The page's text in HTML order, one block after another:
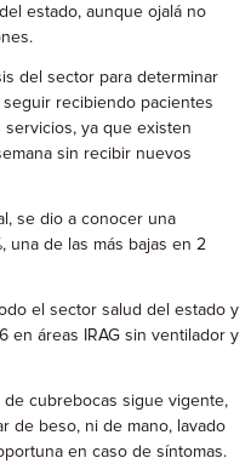
estado, aunque ojalá no
del sector para determinar
recibiendo pacientes
servicios, ya que existen
sin recibir nuevos
se dio a conocer una
una de las más bajas en 2
el sector salud del estado y
en áreas IRAG sin ventilador y
cubrebocas sigue vigente,
de beso, ni de mano, lavado
en caso de síntomas.